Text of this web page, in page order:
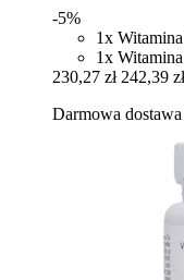
-5%
1x
1x
230,27 zł 242,39 zł
Darmowa